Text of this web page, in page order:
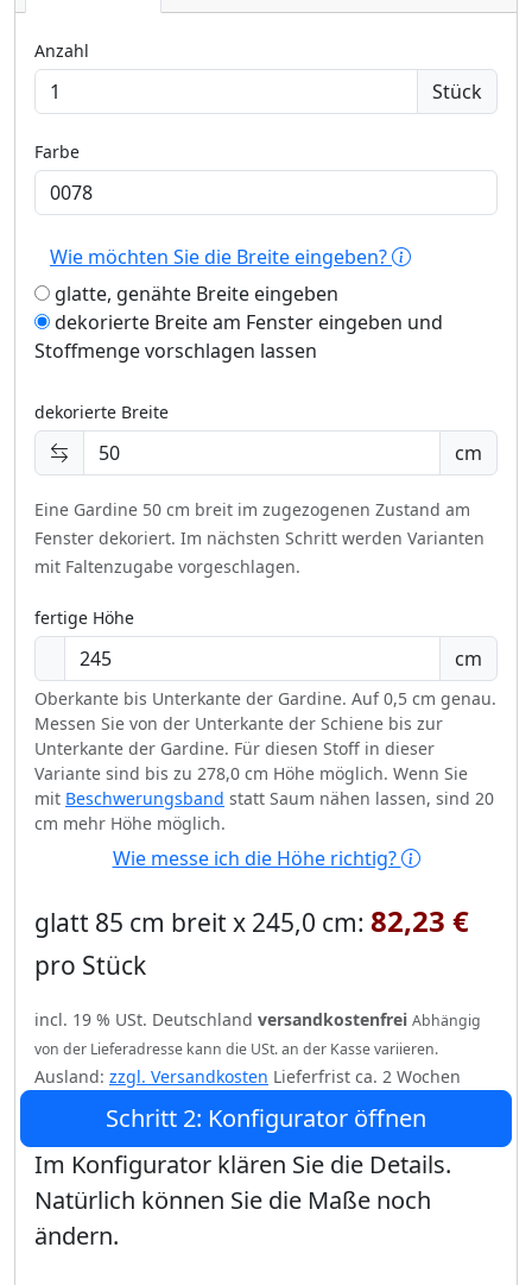
Anzahl
Stück
Farbe
Wie möchten Sie die Breite eingeben?
glatte, genähte Breite eingeben
dekorierte Breite am Fenster eingeben und
Stoffmenge vorschlagen lassen
dekorierte Breite
cm
Eine Gardine 50 cm breit im zugezogenen Zustand am
Fenster dekoriert. Im nächsten Schritt werden Varianten
mit Faltenzugabe vorgeschlagen.
fertige Höhe
cm
Oberkante bis Unterkante der Gardine. Auf 0,5 cm genau.
Messen Sie von der Unterkante der Schiene bis zur
Unterkante der Gardine. Für diesen Stoff in dieser
Variante sind bis zu 278,0 cm Höhe möglich. Wenn Sie
mit Beschwerungsband statt Saum nähen lassen, sind 20
cm mehr Höhe möglich.
Wie messe ich die Höhe richtig?
glatt 85 cm breit x 245,0 cm: 82,23 €
pro Stück
incl. 19 % USt. Deutschland versandkostenfrei Abhängig
von der Lieferadresse kann die USt. an der Kasse variieren.
Ausland: zzgl. Versandkosten Lieferfrist ca. 2 Wochen
Schritt 2: Konfigurator öffnen
Im Konfigurator klären Sie die Details.
Natürlich können Sie die Maße noch
ändern.